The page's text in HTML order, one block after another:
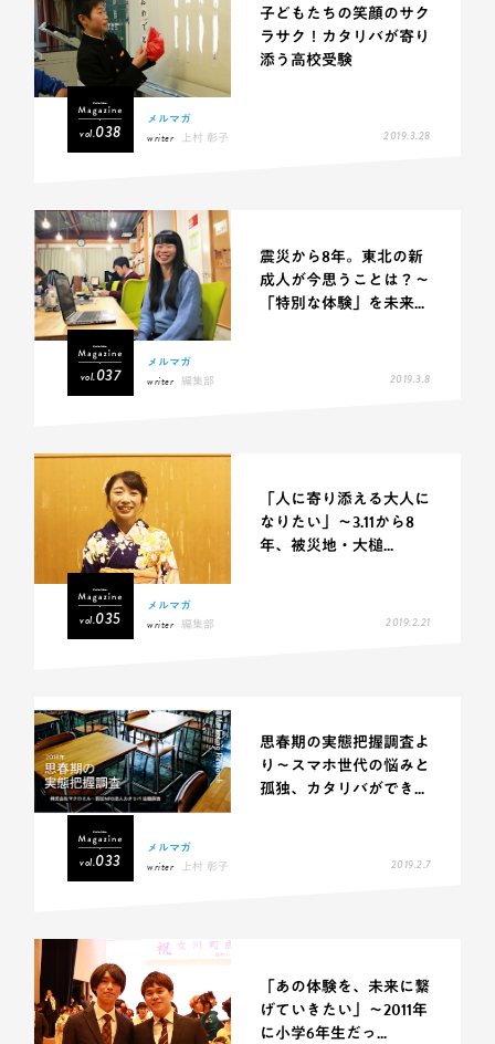
vol.038
子どもたちの笑顔のサク
ラサク！カタリバが寄り
添う高校受験
メルマガ
writer
上村 彰子 2019.3.28
vol.037
震災から8年。東北の新
成人が今思うことは？～
「特別な体験」を未来...
メルマガ
writer
編集部 2019.3.8
vol.035
「人に寄り添える大人に
なりたい」～3.11から8
年、被災地・大槌...
メルマガ
writer
編集部 2019.2.21
vol.033
思春期の実態把握調査よ
り～スマホ世代の悩みと
孤独、カタリバができ...
メルマガ
writer
上村 彰子 2019.2.7
「あの体験を、未来に繋
げていきたい」〜2011年
に小学6年生だっ...